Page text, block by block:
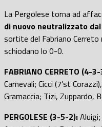
La Pergolese torna ad
di nuovo neutralizzato
sortite del Fabriano
schiodano lo 0-0.
FABRIANO CERRETO (4-
Carnevali; Cicci (7’st
Gramaccia; Tizi, Zuppardo,
PERGOLESE (3-5-2):